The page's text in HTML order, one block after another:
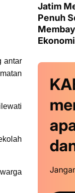
antar
Jatim
Penuh